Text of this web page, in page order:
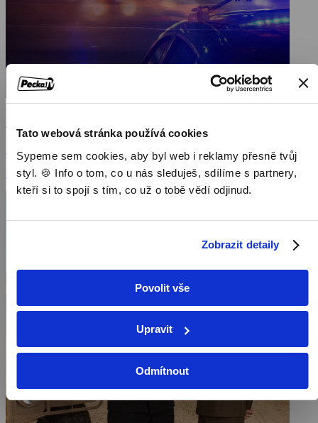
Tato webová stránka používá cookies
Sypeme sem cookies, aby byl web i reklamy přesně tvůj
styl. 🍪 Info o tom, co u nás sleduješ, sdílíme s partnery,
kteří si to spojí s tím, co už o tobě vědí odjinud.
Zobrazit detaily
Povolit vše
Upravit
Odmítnout
Kobra 11
1996, Německo, 48 min
Seriály / Thrillerové seriály / Krimi seriály